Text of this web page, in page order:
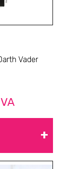
Vader
+